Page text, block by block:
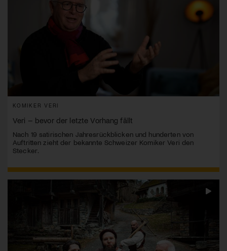
KOMIKER VERI
Veri – bevor der letzte Vorhang fällt
Nach 19 satirischen Jahresrückblicken und hunderten von
Auftritten zieht der bekannte Schweizer Komiker Veri den
Stecker.